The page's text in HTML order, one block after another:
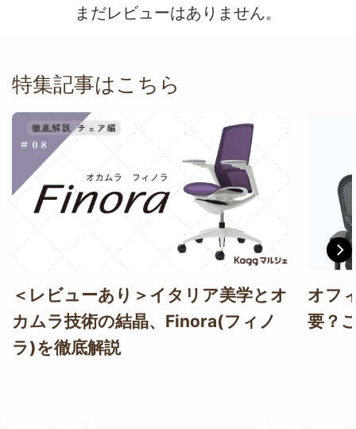
まだレビューはありません。
特集記事はこちら
＜レビューあり＞イタリア美学とオ
カムラ技術の結晶、Finora(フィノ
ラ)を徹底解説
オフ
要？